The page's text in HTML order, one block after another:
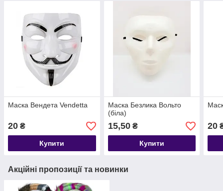
Маска Вендета Vendetta
20 ₴
Купити
Маска Безлика Вольто
(біла)
15,50₴
Купити
20
Акційні пропозиції та новинки